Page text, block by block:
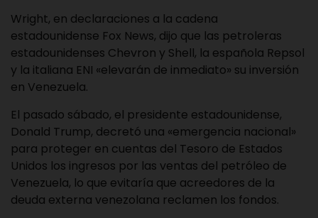
Wright, en declaraciones a la cadena
estadounidense Fox News, dijo que las petroleras
estadounidenses Chevron y Shell, la española Repsol
y la italiana ENI «elevarán de inmediato» su inversión
en Venezuela.
El pasado sábado, el presidente estadounidense,
Donald Trump, decretó una «emergencia nacional»
para proteger en cuentas del Tesoro de Estados
Unidos los ingresos por las ventas del petróleo de
Venezuela, lo que evitaría que acreedores de la
deuda externa venezolana reclamen los fondos.